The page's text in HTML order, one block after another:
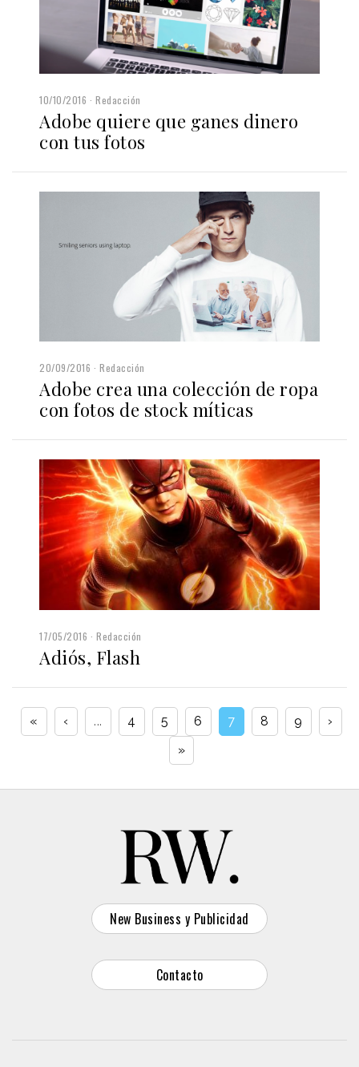
10/10/2016 Redacción
Adobe quiere que ganes dinero
con tus fotos
20/09/2016 Redacción
Adobe crea una colección de ropa
con fotos de stock míticas
17/05/2016 Redacción
Adiós, Flash
« ‹ ... 4 5 6 7 8 9
›
»
New Business y Publicidad
Contacto